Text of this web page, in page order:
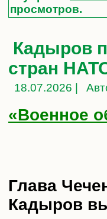
просмотров.
Кадыров
стран
18.07.2026 |
«Военное
Глава
Кадыров